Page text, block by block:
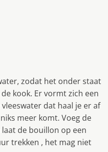
zodat het onder staat
kook. Er vormt zich een
dat haal je er af
meer komt. Voeg de
de bouillon op een
trekken , het mag niet